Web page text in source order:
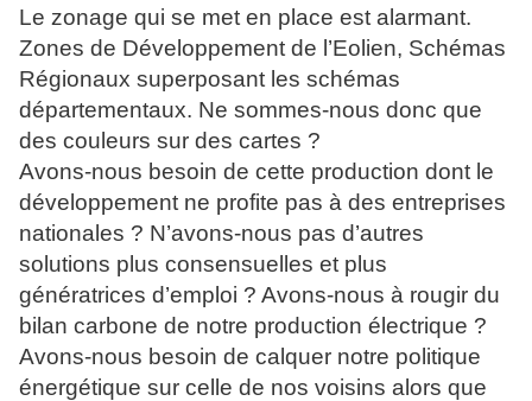
Le zonage qui se met en place est alarmant.
Zones de Développement de l’Eolien, Schémas
Régionaux superposant les schémas
départementaux. Ne sommes-nous donc que
des couleurs sur des cartes ?
Avons-nous besoin de cette production dont le
développement ne profite pas à des entreprises
nationales ? N’avons-nous pas d’autres
solutions plus consensuelles et plus
génératrices d’emploi ? Avons-nous à rougir du
bilan carbone de notre production électrique ?
Avons-nous besoin de calquer notre politique
énergétique sur celle de nos voisins alors que